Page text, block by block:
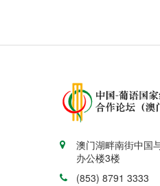
澳门湖畔南街中国
办公楼3楼
(853) 8791 3333